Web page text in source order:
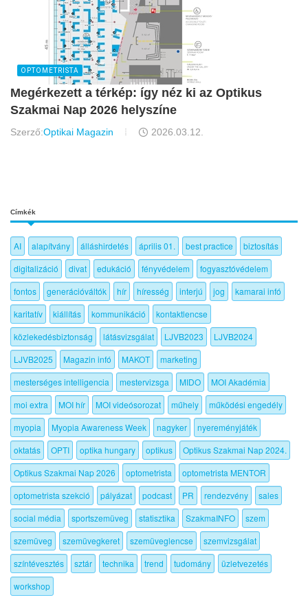
OPTOMETRISTA
Megérkezett a térkép: így néz ki az Optikus
Szakmai Nap 2026 helyszíne
Szerző:Optikai Magazin 2026.03.12.
Címkék
AI alapítvány álláshirdetés április 01. best practice
biztosítás
digitalizáció
divat edukáció fényvédelem
fogyasztóvédelem
fontos
generációváltók hír híresség interjú jog
kamarai infó
karitatív
kiállítás kommunikáció
kontaktlencse
közlekedésbiztonság
látásvizsgálat LJVB2023
LJVB2024
LJVB2025
Magazin infó MAKOT
marketing
mesterséges intelligencia
mestervizsga MIDO
MOI Akadémia
moi extra
MOI hír MOI videósorozat műhely
működési engedély
myopia
Myopia Awareness Week nagyker
nyereményjáték
oktatás
OPTI optika hungary optikus
Optikus Szakmai Nap 2024.
Optikus Szakmai Nap 2026
optometrista
optometrista MENTOR
optometrista szekció
pályázat podcast PR rendezvény
sales
social média
sportszemüveg statisztika SzakmaINFO
szem
szemüveg
szemüvegkeret szemüveglencse
szemvizsgálat
színtévesztés
sztár technika trend tudomány
üzletvezetés
workshop